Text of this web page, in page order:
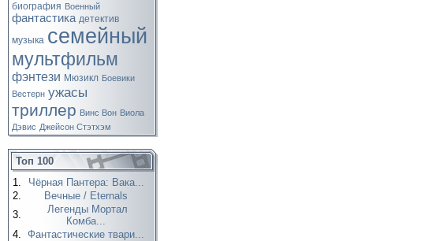
биография Военный
фантастика детектив
музыка семейный
мультфильм
фэнтези Мюзикл Боевики
Вестерн ужасы
триллер Винс Вон Виола
Дэвис Джейсон Стэтхэм
Топ 100
1.
Чёрная Пантера: Вака...
2.
Вечные / Eternals
3.
Легенды Мортал
Комба...
4. Фантастические твари...